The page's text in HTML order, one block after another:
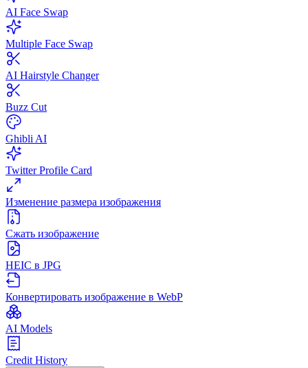
AI Face Swap
Multiple Face Swap
AI Hairstyle Changer
Buzz Cut
Ghibli AI
Twitter Profile Card
Изменение размера изображения
Сжать изображение
HEIC в JPG
Конвертировать изображение в WebP
AI Models
Credit History